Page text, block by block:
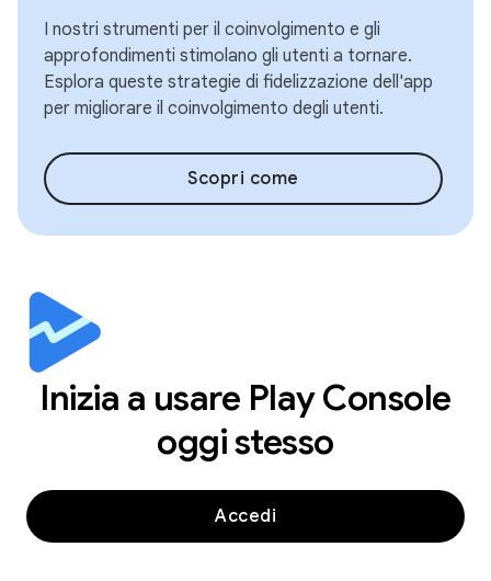
I nostri strumenti per il coinvolgimento e gli
approfondimenti stimolano gli utenti a tornare.
Esplora queste strategie di fidelizzazione dell'app
per migliorare il coinvolgimento degli utenti.
Scopri come
Inizia a usare Play Console
oggi stesso
Accedi